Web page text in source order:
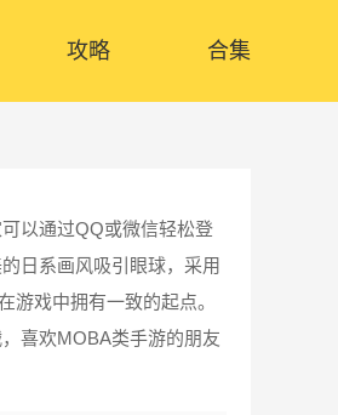
攻略 合集
以通过QQ或微信轻松登
日系画风吸引眼球，采用
戏中拥有一致的起点。
喜欢MOBA类手游的朋友